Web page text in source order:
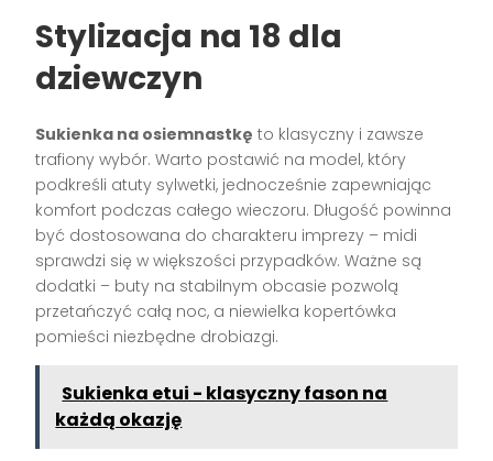
Stylizacja na 18 dla
dziewczyn
Sukienka na osiemnastkę to klasyczny i zawsze
trafiony wybór. Warto postawić na model, który
podkreśli atuty sylwetki, jednocześnie zapewniając
komfort podczas całego wieczoru. Długość powinna
być dostosowana do charakteru imprezy – midi
sprawdzi się w większości przypadków. Ważne są
dodatki – buty na stabilnym obcasie pozwolą
przetańczyć całą noc, a niewielka kopertówka
pomieści niezbędne drobiazgi.
Sukienka etui - klasyczny fason na
każdą okazję